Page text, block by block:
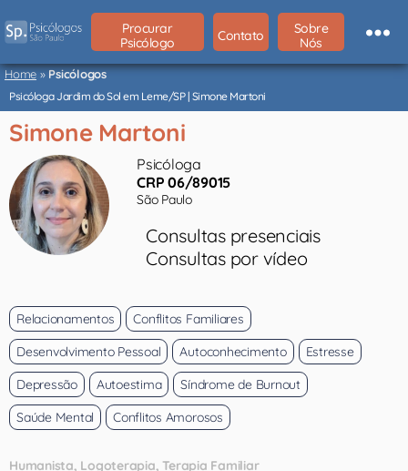
São
Paulo
Procurar
Psicólogo
Contato
Sobre
Nós
Home»Psicólogos
Psicóloga Jardim do Sol em Leme/SP | Simone Martoni
Simone Martoni
Psicóloga
CRP 06/89015
São Paulo
Consultas presenciais
Consultas por vídeo
Relacionamentos
Conflitos Familiares
Desenvolvimento Pessoal
Autoconhecimento
Estresse
Depressão
Autoestima
Síndrome de Burnout
Saúde Mental
Conflitos Amorosos
Humanista Logoterapia Terapia Familiar